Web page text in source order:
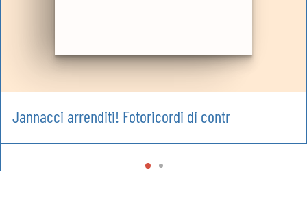
Jannacci arrenditi! Fotoricordi di contr